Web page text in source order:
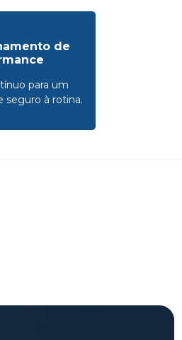
de
para um
seguro à rotina.